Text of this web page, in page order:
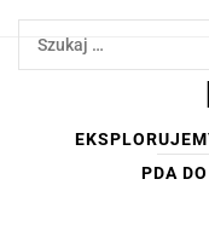
Skip
Szukaj:
PDA